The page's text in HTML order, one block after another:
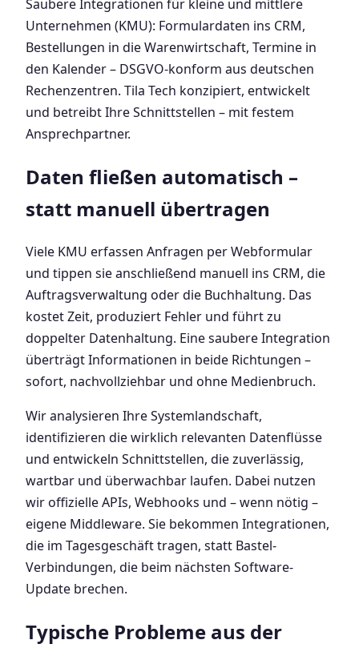
Saubere Integrationen für kleine und mittlere
Unternehmen (KMU): Formulardaten ins CRM,
Bestellungen in die Warenwirtschaft, Termine in
den Kalender – DSGVO-konform aus deutschen
Rechenzentren. Tila Tech konzipiert, entwickelt
und betreibt Ihre Schnittstellen – mit festem
Ansprechpartner.
Daten fließen automatisch –
statt manuell übertragen
Viele KMU erfassen Anfragen per Webformular
und tippen sie anschließend manuell ins CRM, die
Auftragsverwaltung oder die Buchhaltung. Das
kostet Zeit, produziert Fehler und führt zu
doppelter Datenhaltung. Eine saubere Integration
überträgt Informationen in beide Richtungen –
sofort, nachvollziehbar und ohne Medienbruch.
Wir analysieren Ihre Systemlandschaft,
identifizieren die wirklich relevanten Datenflüsse
und entwickeln Schnittstellen, die zuverlässig,
wartbar und überwachbar laufen. Dabei nutzen
wir offizielle APIs, Webhooks und – wenn nötig –
eigene Middleware. Sie bekommen Integrationen,
die im Tagesgeschäft tragen, statt Bastel-
Verbindungen, die beim nächsten Software-
Update brechen.
Typische Probleme aus der